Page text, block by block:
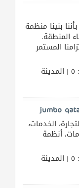
بنينا منظمة
المنطقة.
المستمر
الخدمات،
أنظمة